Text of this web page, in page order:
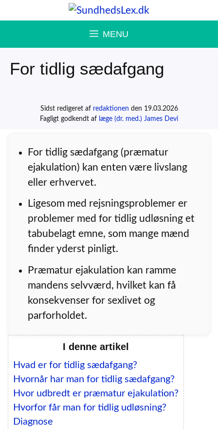
til
MENU
For tidlig sædafgang
Sidst redigeret af redaktionen den 19.03.2026
Fagligt godkendt af læge (dr. med.) James Devi
For tidlig sædafgang (præmatur
ejakulation) kan enten være livslang
eller erhvervet.
Ligesom med rejsningsproblemer er
problemer med for tidlig udløsning et
tabubelagt emne, som mange mænd
finder yderst pinligt.
Præmatur ejakulation kan ramme
mandens selvværd, hvilket kan få
konsekvenser for sexlivet og
parforholdet.
I denne artikel
Hvad er for tidlig sædafgang?
Hvornår har man for tidlig sædafgang?
Hvor udbredt er præmatur ejakulation?
Hvorfor får man for tidlig udløsning?
Diagnose